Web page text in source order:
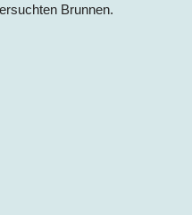
Brunnen.